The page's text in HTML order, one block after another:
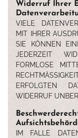
Widerruf Ihrer
VIELE
MIT IHRER
SIE KÖNNEN
JEDERZEIT
FORMLOSE
RFOLGTEN
IDERRUF
IM FALLE